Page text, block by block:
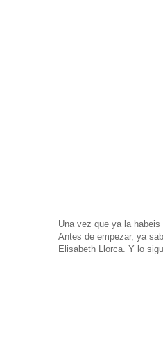
Una vez que ya la
Antes de empezar, ya
Elisabeth Llorca. Y lo